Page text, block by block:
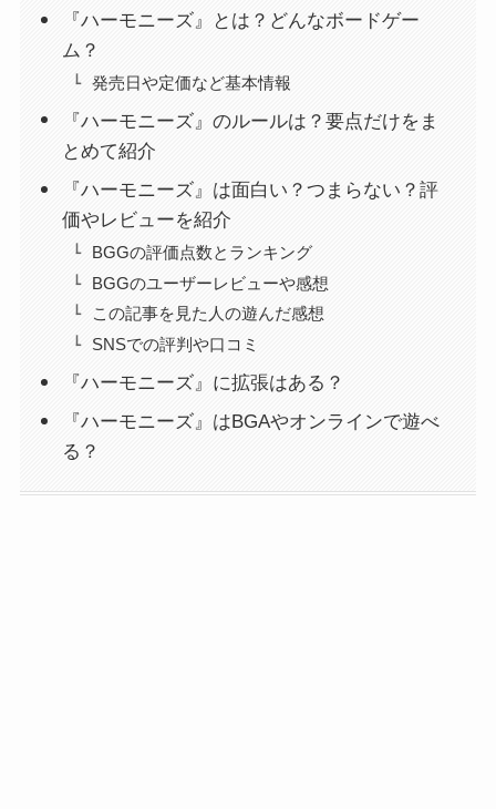
『ハーモニーズ』とは？どんなボードゲー
ム？
発売日や定価など基本情報
『ハーモニーズ』のルールは？要点だけをま
とめて紹介
『ハーモニーズ』は面白い？つまらない？評
価やレビューを紹介
BGGの評価点数とランキング
BGGのユーザーレビューや感想
この記事を見た人の遊んだ感想
SNSでの評判や口コミ
『ハーモニーズ』に拡張はある？
『ハーモニーズ』はBGAやオンラインで遊べ
る？